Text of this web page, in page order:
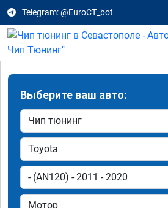
Telegram: @EuroCT_bot
Выберите ваш авто: